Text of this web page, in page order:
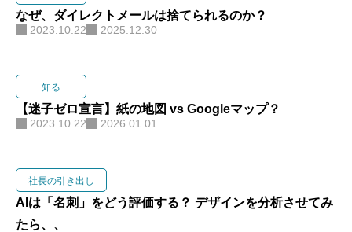
なぜ、ダイレクトメールは捨てられるのか？
2023.10.22 2025.12.30
知る
【迷子ゼロ宣言】紙の地図 vs Googleマップ？
2023.10.22 2026.01.01
社長の引き出し
AIは「名刺」をどう評価する？ デザインを分析させてみ
たら、、